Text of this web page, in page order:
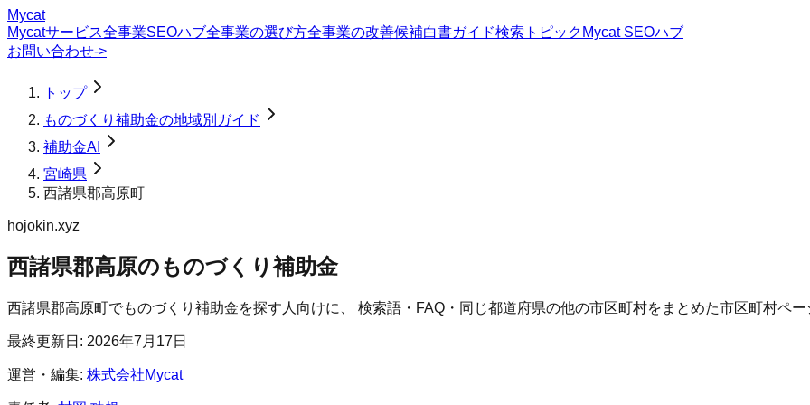
Mycat
Mycatサービス全事業SEOハブ全事業の選び方全事業の改善候補白書ガイド検索トピック Mycat SEOハブ
お問い合わせ->
トップ
ものづくり補助金の地域別ガイド
補助金AI
宮崎県
西諸県郡高原町
hojokin.xyz
西諸県郡高原のものづくり補助金
西諸県郡高原町でものづくり補助金を探す人向けに、 検索語・FAQ・同じ都道府県の他の市区町村をまとめた市区町村ペ
最終更新日: 2026年7月17日
運営・編集: 株式会社Mycat